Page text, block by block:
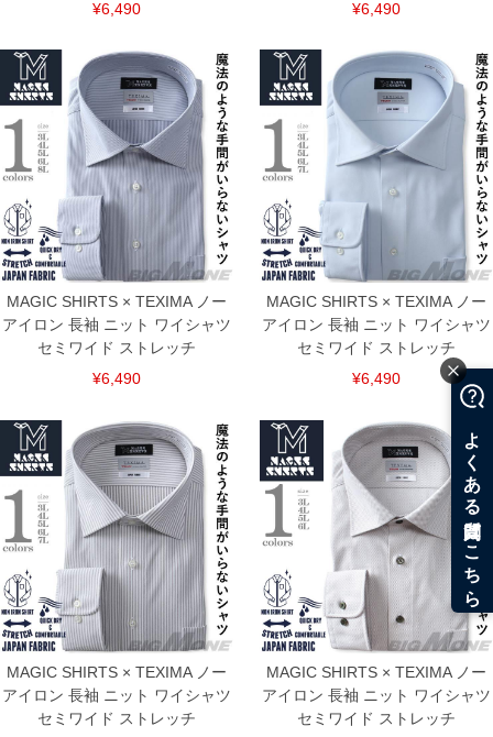
連絡させて頂きますので予めご了承ください。
ITEM INTRODUCTION
¥6,490 ¥6,490
MAGIC SHIRTS × TEXIMA ノー
アイロン 長袖 ニット ワイシャツ
セミワイド ストレッチ
¥6,490
MAGIC SHIRTS × TEXIMA ノー
アイロン 長袖 ニット ワイシャツ
セミワイド ストレッチ
¥6,490
MAGIC SHIRTS × TEXIMA ノー
アイロン 長袖 ニット ワイシャツ
セミワイド ストレッチ
MAGIC SHIRTS × TEXIMA ノー
アイロン 長袖 ニット ワイシャツ
セミワイド ストレッチ